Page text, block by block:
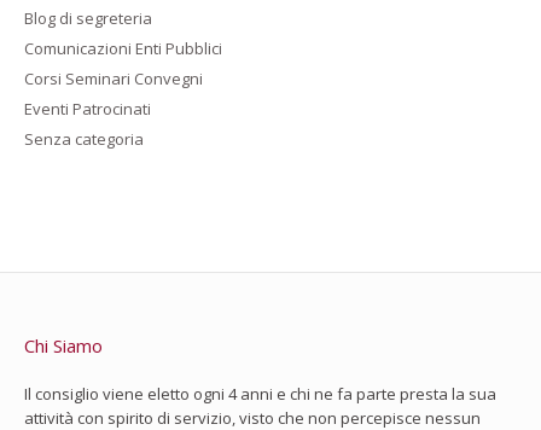
Blog di segreteria
Comunicazioni Enti Pubblici
Corsi Seminari Convegni
Eventi Patrocinati
Senza categoria
Chi Siamo
Il consiglio viene eletto ogni 4 anni e chi ne fa parte presta la sua
attività con spirito di servizio, visto che non percepisce nessun